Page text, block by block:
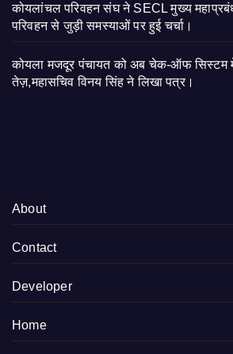
कोयलांचल परिवहन संघ ने SECL मुख्य
परिवहन से जुड़ी समस्याओं पर हुई चर्चा।
कोयला मजदूर पंचायत को अब चेक-ऑफ सिस्टम
तेज़,महासचिव विनय सिंह ने लिखा पत्र।
About
Contact
Developer
Home